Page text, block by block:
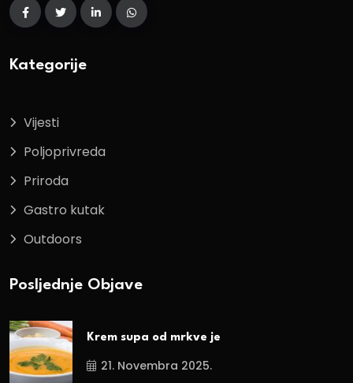
Kategorije
Vijesti
Poljoprivreda
Priroda
Gastro kutak
Outdoors
Posljednje Objave
Krem supa od mrkve je
21. Novembra 2025.